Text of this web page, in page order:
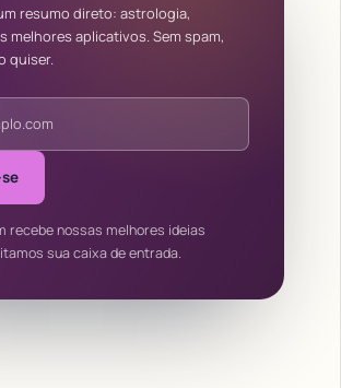
resumo direto: astrologia,
melhores aplicativos. Sem spam,
quiser.
recebe nossas melhores ideias
sua caixa de entrada.